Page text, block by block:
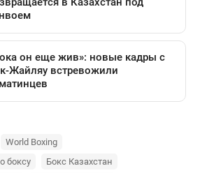
World Boxing
боксу
Бокс Казахстан